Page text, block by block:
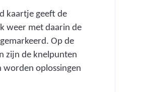
kaartje geeft de
weer met daarin de
Op de
zijn de knelpunten
worden oplossingen